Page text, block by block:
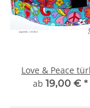
Love & Peace
ab 19,00 € *